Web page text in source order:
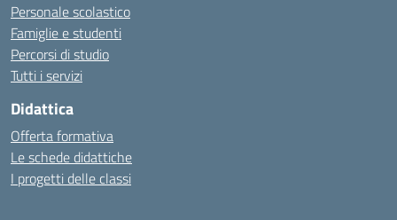
Personale scolastico
Famiglie e studenti
Percorsi di studio
Tutti i servizi
Didattica
Offerta formativa
Le schede didattiche
I progetti delle classi